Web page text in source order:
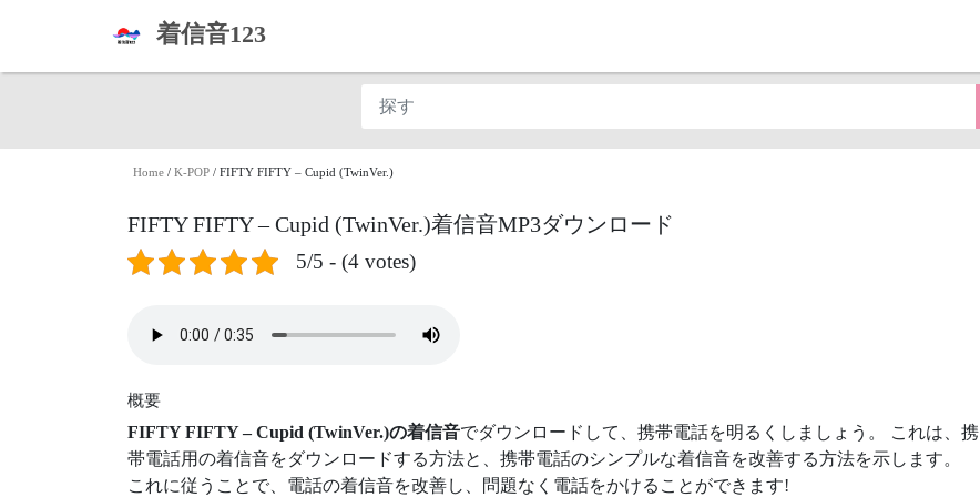
着信音123
Home / K-POP / FIFTY FIFTY – Cupid (TwinVer.)
FIFTY FIFTY – Cupid (TwinVer.)着信音MP3ダウンロード
5/5 - (4 votes)
概要
FIFTY FIFTY – Cupid (TwinVer.)の着信音でダウンロードして、携帯電話を明るくしましょう。 これは、携
帯電話用の着信音をダウンロードする方法と、携帯電話のシンプルな着信音を改善する方法を示します。
これに従うことで、電話の着信音を改善し、問題なく電話をかけることができます!